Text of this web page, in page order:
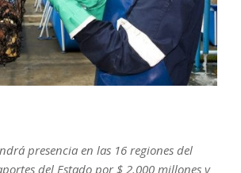
presencia en las 16 regiones del
del Estado por $ 2.000 millones y